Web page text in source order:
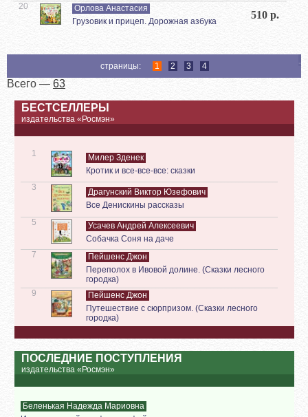
20
Орлова Анастасия
Грузовик и прицеп. Дорожная азбука
510 р.
страницы: 1 2 3 4
Всего — 63
БЕСТСЕЛЛЕРЫ
издательства «Росмэн»
1
Милер Зденек
Кротик и все-все-все: сказки
3
Драгунский Виктор Юзефович
Все Денискины рассказы
5
Усачев Андрей Алексеевич
Собачка Соня на даче
7
Пейшенс Джон
Переполох в Ивовой долине. (Сказки лесного
городка)
9
Пейшенс Джон
Путешествие с сюрпризом. (Сказки лесного
городка)
ПОСЛЕДНИЕ ПОСТУПЛЕНИЯ
издательства «Росмэн»
Беленькая Надежда Мариовна